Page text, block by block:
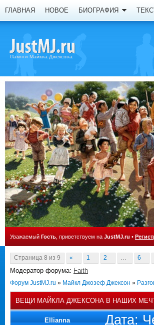
ГЛАВНАЯ НОВОЕ БИОГРАФИЯ
Памяти Майкла Джексона
Уважаемый Гость , приветствуем на JustMJ.ru •
Страница 8 из 9 « 1 2 … 6
Модератор форума: Faith
Форум JustMJ.ru » Майкл Джозеф Джексон »
ВЕЩИ МАЙКЛА ДЖЕКСОНА В НАШИХ
Ellianna Дата: